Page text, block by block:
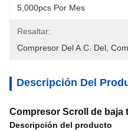
5,000pcs Por Mes
Resaltar:
Compresor Del A.C. Del
Descripción Del
Compresor Scroll de baja
Descripción del producto